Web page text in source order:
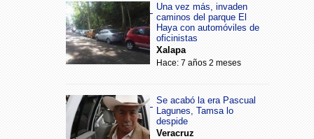
Una vez más, invaden
caminos del parque El
Haya con automóviles de
oficinistas
Xalapa
Hace: 7 años 2 meses
Se acabó la era Pascual
Lagunes, Tamsa lo
despide
Veracruz